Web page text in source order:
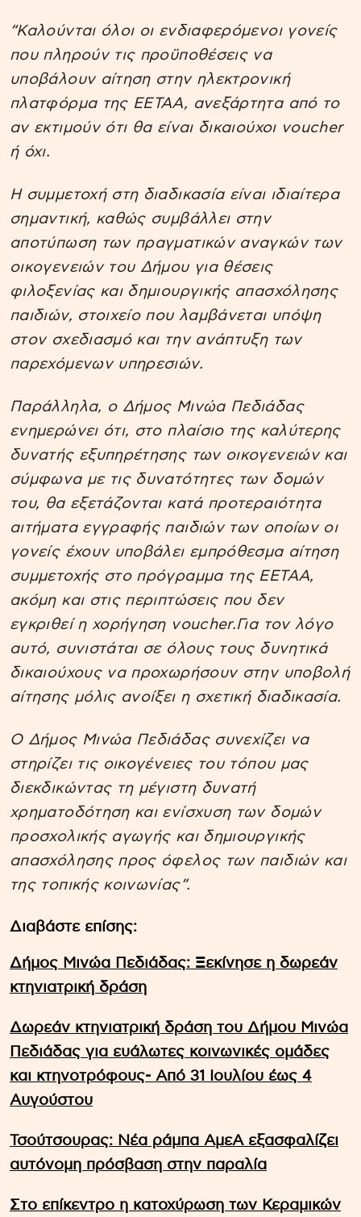
“Καλούνται όλοι οι ενδιαφερόμενοι γονείς
που πληρούν τις προϋποθέσεις να
υποβάλουν αίτηση στην ηλεκτρονική
πλατφόρμα της ΕΕΤΑΑ, ανεξάρτητα από το
αν εκτιμούν ότι θα είναι δικαιούχοι voucher
ή όχι.
Η συμμετοχή στη διαδικασία είναι ιδιαίτερα
σημαντική, καθώς συμβάλλει στην
αποτύπωση των πραγματικών αναγκών των
οικογενειών του Δήμου για θέσεις
φιλοξενίας και δημιουργικής απασχόλησης
παιδιών, στοιχείο που λαμβάνεται υπόψη
στον σχεδιασμό και την ανάπτυξη των
παρεχόμενων υπηρεσιών.
Παράλληλα, ο Δήμος Μινώα Πεδιάδας
ενημερώνει ότι, στο πλαίσιο της καλύτερης
δυνατής εξυπηρέτησης των οικογενειών και
σύμφωνα με τις δυνατότητες των δομών
του, θα εξετάζονται κατά προτεραιότητα
αιτήματα εγγραφής παιδιών των οποίων οι
γονείς έχουν υποβάλει εμπρόθεσμα αίτηση
συμμετοχής στο πρόγραμμα της ΕΕΤΑΑ,
ακόμη και στις περιπτώσεις που δεν
εγκριθεί η χορήγηση voucher.Για τον λόγο
αυτό, συνιστάται σε όλους τους δυνητικά
δικαιούχους να προχωρήσουν στην υποβολή
αίτησης μόλις ανοίξει η σχετική διαδικασία.
Ο Δήμος Μινώα Πεδιάδας συνεχίζει να
στηρίζει τις οικογένειες του τόπου μας
διεκδικώντας τη μέγιστη δυνατή
χρηματοδότηση και ενίσχυση των δομών
προσχολικής αγωγής και δημιουργικής
απασχόλησης προς όφελος των παιδιών και
της τοπικής κοινωνίας”.
Διαβάστε επίσης:
Δήμος Μινώα Πεδιάδας: Ξεκίνησε η δωρεάν
κτηνιατρική δράση
Δωρεάν κτηνιατρική δράση του Δήμου Μινώα
Πεδιάδας για ευάλωτες κοινωνικές ομάδες
και κτηνοτρόφους- Από 31 Ιουλίου έως 4
Αυγούστου
Τσούτσουρας: Νέα ράμπα ΑμεΑ εξασφαλίζει
αυτόνομη πρόσβαση στην παραλία
Στο επίκεντρο η κατοχύρωση των Κεραμικών